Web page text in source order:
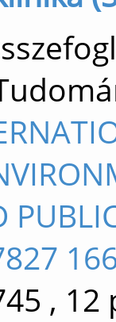
, 12